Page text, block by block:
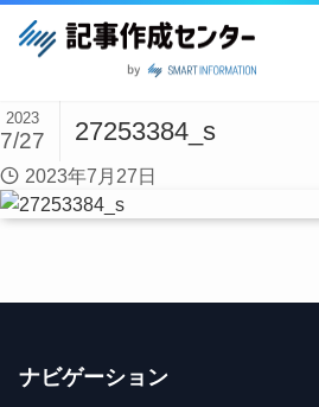
27253384_s
2023
7/27
2023年7月27日
ナビゲーション